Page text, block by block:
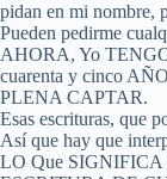
pidan en mi nombre,
Pueden pedirme
AHORA, Yo
cuarenta y cinco
PLENA CAPTAR.
Esas escrituras, que
Así que hay que
LO Que